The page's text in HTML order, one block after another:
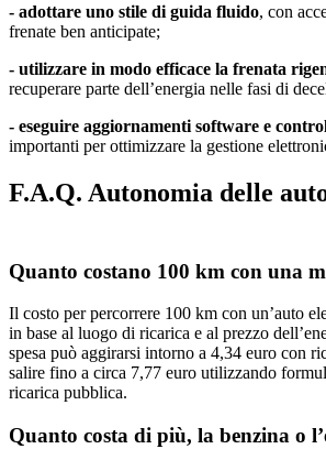
- adottare uno stile di guida fluido, con
frenate ben anticipate;
- utilizzare in modo efficace la frenata
recuperare parte dell’energia nelle fasi di
- eseguire aggiornamenti software e
importanti per ottimizzare la gestione
F.A.Q. Autonomia delle
Quanto costano 100 km con una
Il costo per percorrere 100 km con un’auto
in base al luogo di ricarica e al prezzo
spesa può aggirarsi intorno a 4,34 euro con
salire fino a circa 7,77 euro utilizzando
ricarica pubblica.
Quanto costa di più, la benzina o